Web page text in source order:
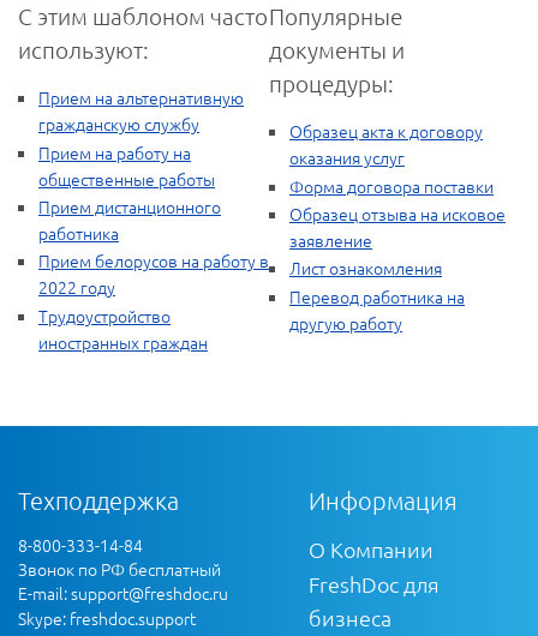
С этим шаблоном часто
используют:
Прием на альтернативную
гражданскую службу
Прием на работу на
общественные работы
Прием дистанционного
работника
Прием белорусов на работу в
2022 году
Трудоустройство
иностранных граждан
Популярные
документы и
процедуры:
Образец акта к договору
оказания услуг
Форма договора поставки
Образец отзыва на исковое
заявление
Лист ознакомления
Перевод работника на
другую работу
Техподдержка
8-800-333-14-84
Звонок по РФ бесплатный
E-mail:support@freshdoc.ru
Skype: freshdoc.support
Информация
О Компании
FreshDoc для
бизнеса